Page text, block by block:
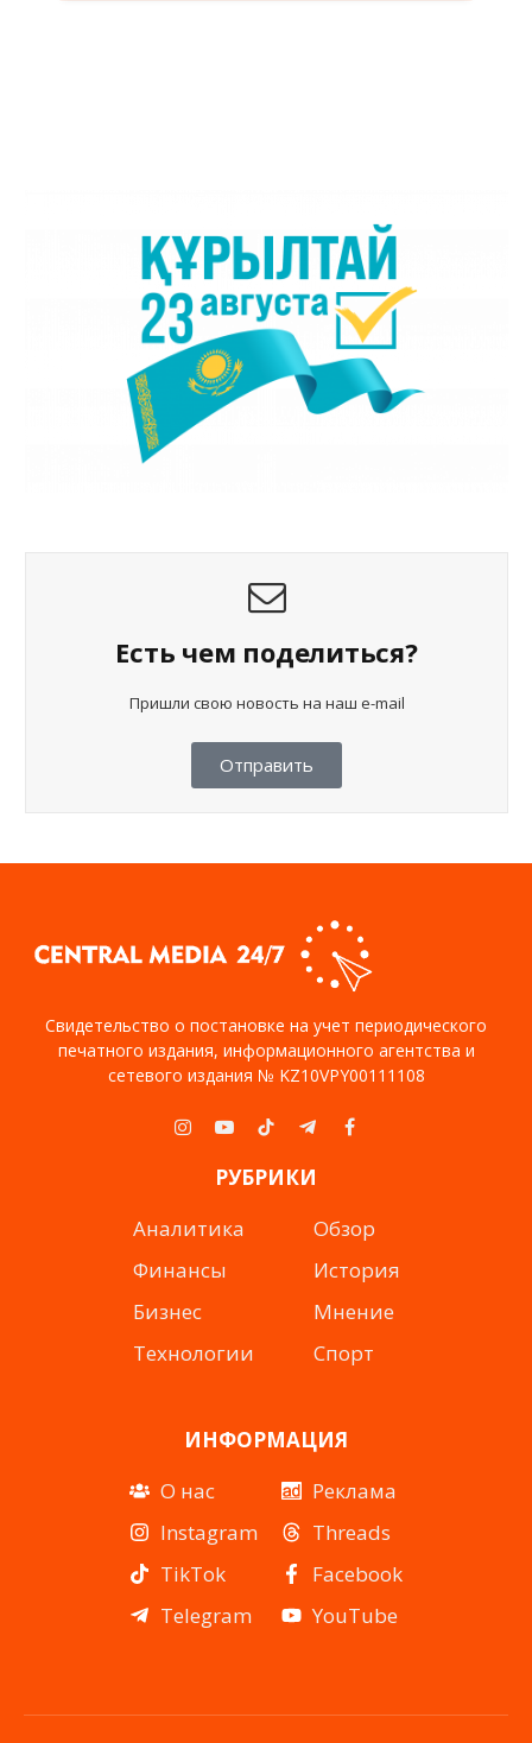
Есть чем поделиться?
Пришли свою новость на наш e-mail
Отправить
Свидетельство о постановке на учет периодического
печатного издания, информационного агентства и
сетевого издания № KZ10VPY00111108
Instagram
YouTubeTikTokTelegramFacebook
РУБРИКИ
Аналитика
Финансы
Бизнес
Технологии
Обзор
История
Мнение
Спорт
ИНФОРМАЦИЯ
О нас
Instagram
TikTok
Telegram
Реклама
Threads
Facebook
YouTube